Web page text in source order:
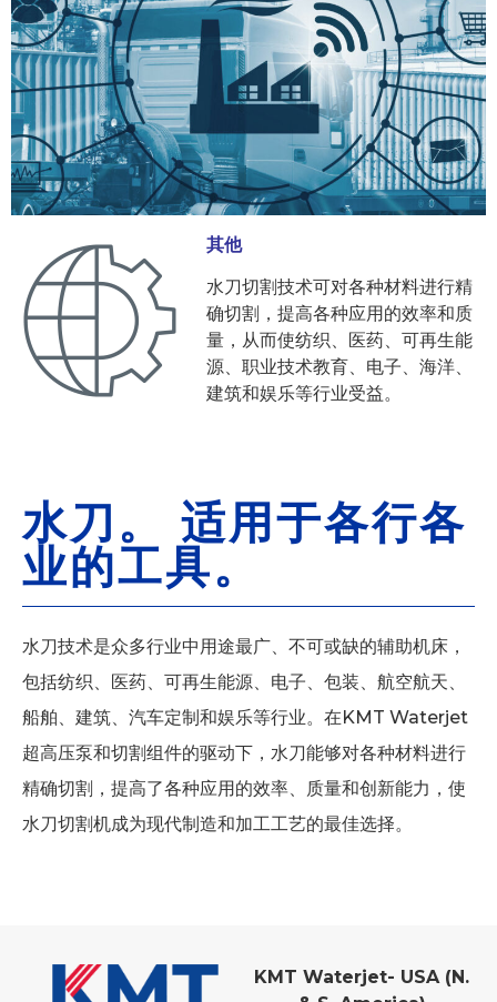
其他
水刀切割技术可对各种材料进行精
确切割，提高各种应用的效率和质
量，从而使纺织、医药、可再生能
源、职业技术教育、电子、海洋、
建筑和娱乐等行业受益。
水刀。 适用于各行各
业的工具。
水刀技术是众多行业中用途最广、不可或缺的辅助机床，
包括纺织、医药、可再生能源、电子、包装、航空航天、
船舶、建筑、汽车定制和娱乐等行业。在KMT Waterjet
超高压泵和切割组件的驱动下，水刀能够对各种材料进行
精确切割，提高了各种应用的效率、质量和创新能力，使
水刀切割机成为现代制造和加工工艺的最佳选择。
KMT Waterjet- USA (N.